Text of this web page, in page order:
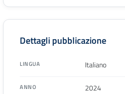
Dettagli pubblicazione
LINGUA Italiano
ANNO 2024